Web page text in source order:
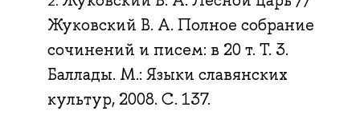
Жуковский В. А. Полное собрание
сочинений и писем: в 20 т. Т. 3.
Баллады. М.: Языки славянских
культур, 2008. С. 137.